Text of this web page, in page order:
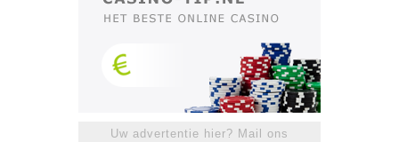
Uw advertentie hier? Mail ons